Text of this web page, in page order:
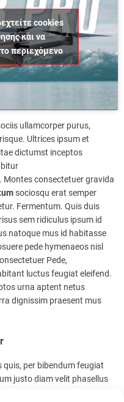
cookies
και να
περιεχόμενο
ullamcorper purus,
Ultrices ipsum et
dictumst inceptos
Montes consectetuer gravida
sociosqu erat semper
Fermentum. Quis duis
sem ridiculus ipsum id
natoque mus id habitasse
pede hymenaeos nisl
Pede,
luctus feugiat eleifend.
urna aptent netus
dignissim praesent mus
per bibendum feugiat
justo diam velit phasellus
ultricies cum